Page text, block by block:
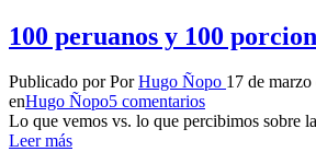
100 peruanos y 100
Publicado por PorHugo Ñopo 17 de marzo
enHugo Ñopo5 comentarios
Lo que vemos vs. lo que percibimos sobre
Leer más